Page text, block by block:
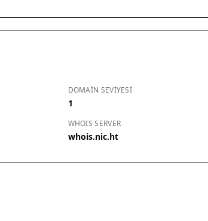
DOMAIN SEVIYESI
1
WHOIS SERVER
whois.nic.ht